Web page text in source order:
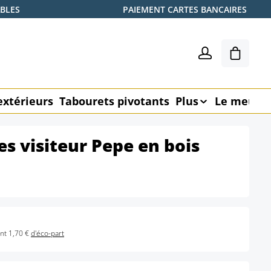
PAIEMENT CARTES BANCAIRES
Le
Tabourets pivotants Plus Le
visiteur Pepe en bois
1,70 €d'éco-part